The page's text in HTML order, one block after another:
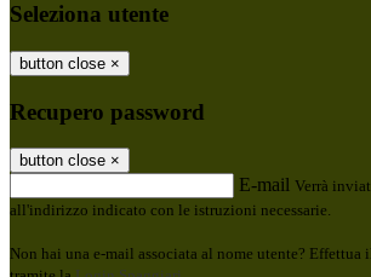
Seleziona utente
button close ×
Recupero password
button close ×
E-mail Verrà
all'indirizzo indicato con le istruzioni necessarie.
Non hai una e-mail associata al nome utente? Effettua